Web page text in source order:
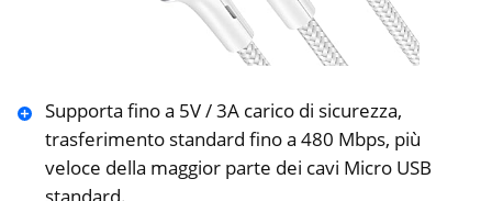
Supporta fino a 5V / 3A carico di sicurezza,
trasferimento standard fino a 480 Mbps, più
veloce della maggior parte dei cavi Micro USB